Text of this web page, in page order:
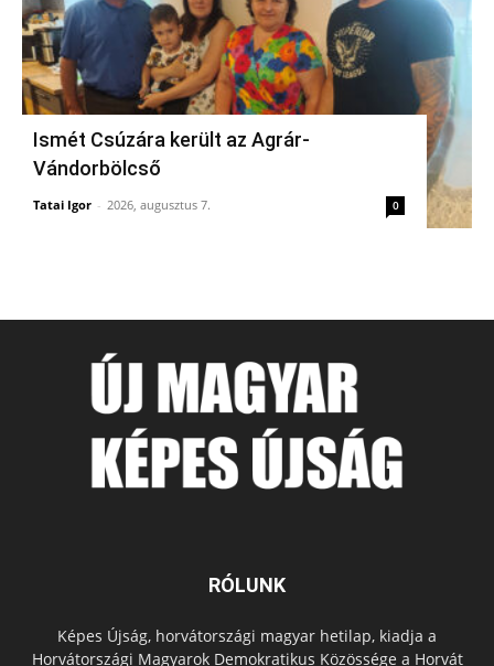
Ismét Csúzára került az Agrár-
Vándorbölcső
Tatai Igor - 2026, augusztus 7. 0
RÓLUNK
Képes Újság, horvátországi magyar hetilap, kiadja a
Horvátországi Magyarok Demokratikus Közössége a Horvát